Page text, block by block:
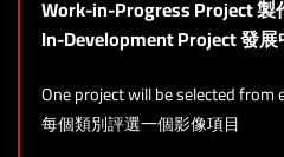
Work-in-Progress Project 製
In-Development Project 發
One project will be selected from
每個類別評選一個影像項目